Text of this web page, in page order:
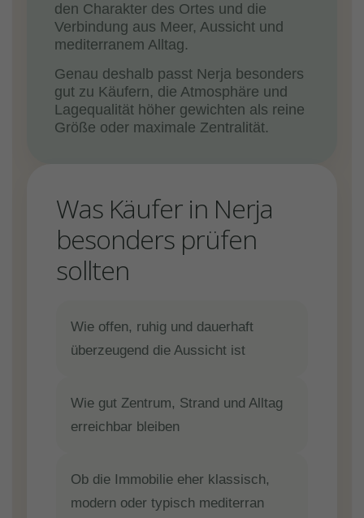
den Charakter des Ortes und die
Verbindung aus Meer, Aussicht und
mediterranem Alltag.
Genau deshalb passt Nerja besonders
gut zu Käufern, die Atmosphäre und
Lagequalität höher gewichten als reine
Größe oder maximale Zentralität.
Was Käufer in Nerja
besonders prüfen
sollten
Wie offen, ruhig und dauerhaft
überzeugend die Aussicht ist
Wie gut Zentrum, Strand und Alltag
erreichbar bleiben
Ob die Immobilie eher klassisch,
modern oder typisch mediterran